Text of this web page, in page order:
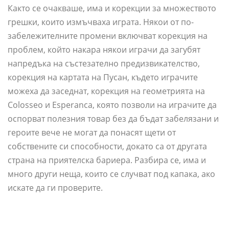
Както се очакваше, има и корекции за множеството
грешки, които измъчваха играта. Някои от по-
забележителните промени включват корекция на
проблем, който накара някои играчи да загубят
напредъка на състезателно предизвикателство,
корекция на картата на Пусан, където играчите
можеха да заседнат, корекция на геометрията на
Colosseo и Esperanca, която позволи на играчите да
оспорват полезния товар без да бъдат забелязани и
героите вече не могат да понасят щети от
собствените си способности, докато са от другата
страна на приятелска бариера. Разбира се, има и
много други неща, които се случват под капака, ако
искате да ги проверите.